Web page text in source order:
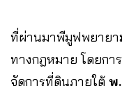
ที่ผ่านมาพีมูฟพยายา
ทางกฎหมาย โดยกา
จัดการที่ดินภายใต้ พ